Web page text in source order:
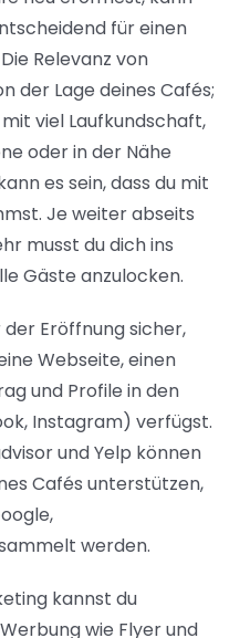
für einen
Relevanz von
der Lage deines Cafés;
viel Laufkundschaft,
oder in der Nähe
es sein, dass du mit
Je weiter abseits
musst du dich ins
Gäste anzulocken.
Eröffnung sicher,
Webseite, einen
und Profile in den
Instagram) verfügst.
und Yelp können
Cafés unterstützen,
werden.
kannst du
wie Flyer und